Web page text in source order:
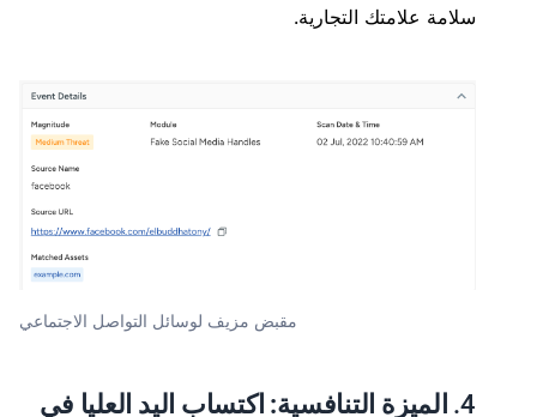
سلامة علامتك التجارية.
مقبض مزيف لوسائل التواصل الاجتماعي
4.
الميزة التنافسية: اكتساب اليد العليا في